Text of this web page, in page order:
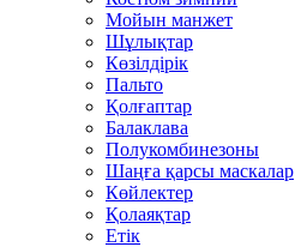
Мойын манжет
Шұлықтар
Көзілдірік
Пальто
Қолғаптар
Балаклава
Полукомбинезоны
Шаңға қарсы маскалар
Көйлектер
Қолаяқтар
Етік